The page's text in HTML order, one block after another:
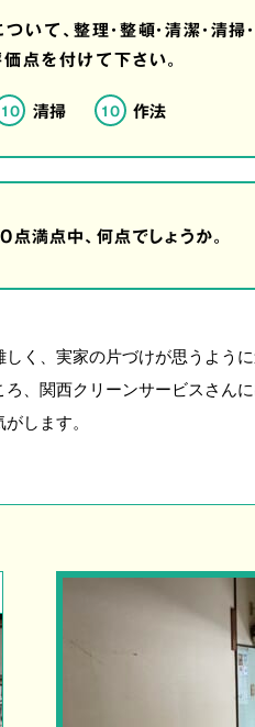
いて、整理・整頓・清潔・清掃
点を付けて下さい。
10 清掃 10 作法
満点中、何点でしょうか。
く、実家の片づけが思うよう
、関西クリーンサービスさん
します。